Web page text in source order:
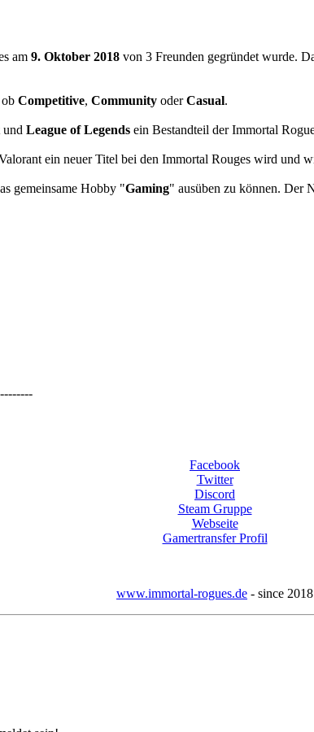
am 9. Oktober 2018 von 3 Freunden gegründet wurde.
Competitive, Community oderCasual.
und League of Legends ein Bestandteil der Immortal
ein neuer Titel bei den Immortal Rouges wird und
gemeinsame Hobby "Gaming" ausüben zu können. Der
Facebook
Twitter
Discord
Steam Gruppe
Webseite
Gamertransfer Profil
www.immortal-rogues.de - since 2018